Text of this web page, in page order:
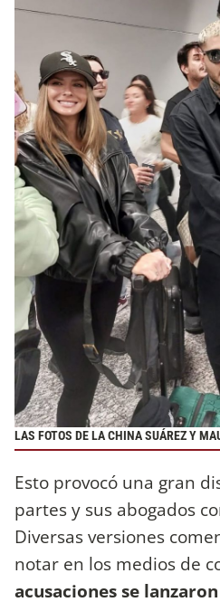
LAS FOTOS DE LA CHINA SUÁREZ Y
Esto provocó una gran
partes y sus abogados
Diversas versiones
notar en los medios de
acusaciones se